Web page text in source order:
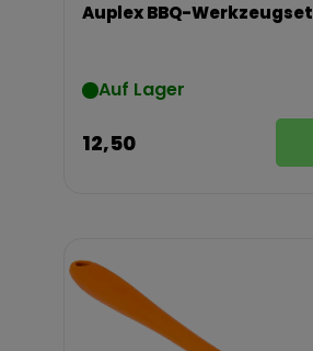
Auplex BBQ-Werkzeugset
Auf Lager
12,50